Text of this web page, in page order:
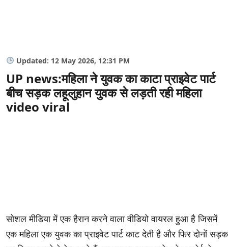
Updated: 12 May 2026, 12:31 PM
UP news:महिला ने युवक का काटा प्राइवेट पार्ट
बीच सड़क लहूलुहान युवक से लड़ती रही महिला
video viral
सोशल मीडिया में एक हैरान करने वाला वीडियो वायरल हुआ है जिसमें
एक महिला एक युवक का प्राइवेट पार्ट काट देती है और फिर दोनों सड़क